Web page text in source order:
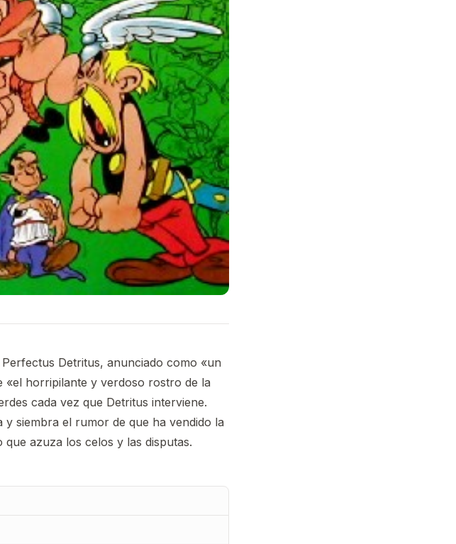
Detritus, anunciado como «un
horripilante y verdoso rostro de la
cada vez que Detritus interviene.
y siembra el rumor de que ha vendido la
azuza los celos y las disputas.